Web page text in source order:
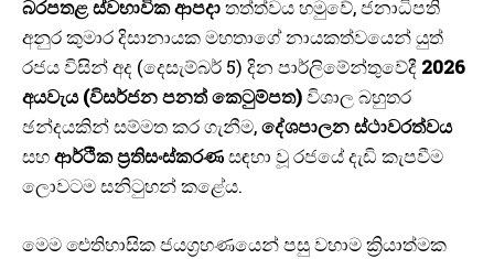
බරපතළ ස්වභාවික ආපදාතත්ත්වය හමුවේ, ජනාධිපති
අනුර කුමාර දිසානායක මහතාගේ නායකත්වයෙන් යුත්
රජය විසින් අද (දෙසැම්බර් 5) දින පාර්ලිමේන්තුවේදී 2026
අයවැය (විසර්ජන පනත් කෙටුම්පත)විශාල බහුතර
ඡන්දයකින් සම්මත කර ගැනීම,දේශපාලන ස්ථාවරත්වය
සහආර්ථික ප්‍රතිසංස්කරණසඳහා වූ රජයේ දැඩි කැපවීම
ලොවටම සනිටුහන් කළේය.
මෙම ඓතිහාසික ජයග්‍රහණයෙන් පසු වහාම ක්‍රියාත්මක